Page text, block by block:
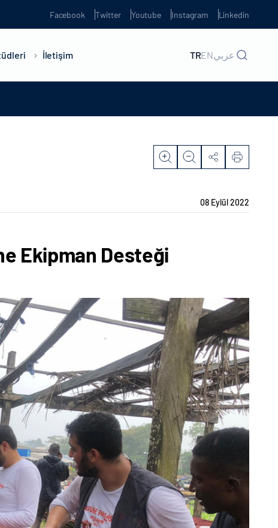
Facebook Twitter Youtube Instagram Linkedin
İletişim TRENعربي
08 Eylül 2022
Ekipman Desteği